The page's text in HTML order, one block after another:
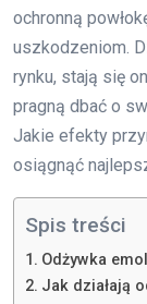
ochronną
uszkodzeniom.
rynku, stają się
pragną dbać o
Jakie efekty
osiągnąć
Spis treści
Odżywka
Jak działają